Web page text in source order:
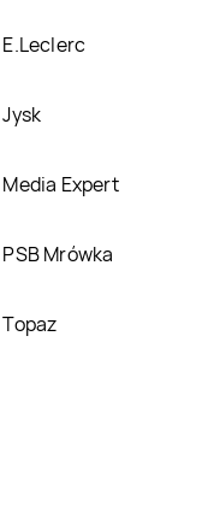
E.Leclerc
Jysk
Media Expert
PSB Mrówka
Topaz